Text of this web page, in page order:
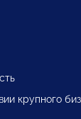
крупного